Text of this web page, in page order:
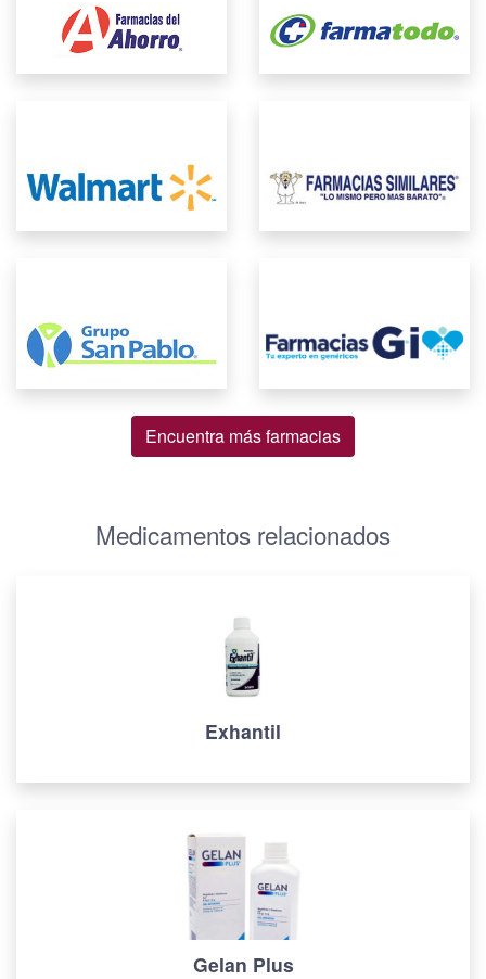
Encuentra más farmacias
Medicamentos relacionados
Exhantil
Gelan Plus